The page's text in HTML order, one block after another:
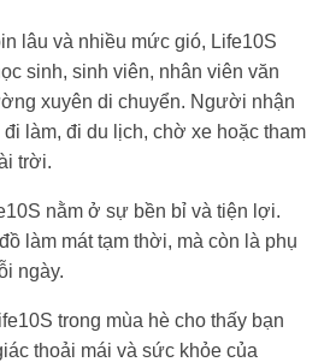
lâu và nhiều mức gió, Life10S
sinh, sinh viên, nhân viên văn
xuyên di chuyển. Người nhận
làm, đi du lịch, chờ xe hoặc tham
trời.
nằm ở sự bền bỉ và tiện lợi.
làm mát tạm thời, mà còn là phụ
ngày.
trong mùa hè cho thấy bạn
thoải mái và sức khỏe của